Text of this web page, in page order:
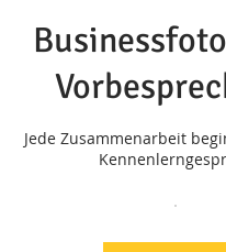
Jede Zusammenarbeit